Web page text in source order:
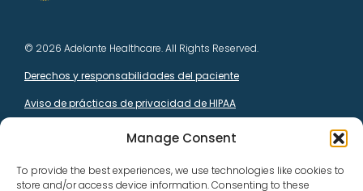
Manage Consent
To provide the best experiences, we use technologies like cookies to
store and/or access device information. Consenting to these
© 2026 Adelante Healthcare. All Rights Reserved.
Derechos y responsabilidades del paciente
Aviso de prácticas de privacidad de HIPAA
Este centro de salud recibe fondos del HHS y tiene un estatus
de salud o relacionados con la salud, incluidos los reclamos por
negligencia médica, para sí mismo y sus personas cubiertas.